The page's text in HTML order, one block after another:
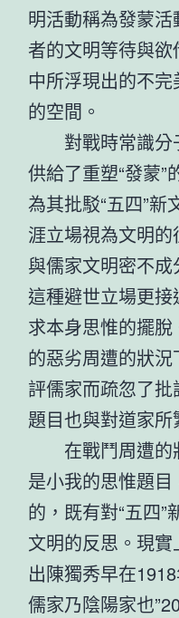
明活動稱為發蒙
者的文明等待與欲
中所浮現出的不
的空間。
對戰時常識
供給了重塑“發蒙”
為其批駁“五四”
涯立場視為文明
與儒家文明密不
這種避世立場更
求本身思惟的擺
的惡劣周遭的狀
評儒家而疏忽了
題目也與對道家所
在戰鬥周遭
是小我的思惟題
的，既有對“五四
文明的反思。現
出陳獨秀早在
儒家乃陰陽家也